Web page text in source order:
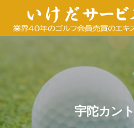
宇陀カン